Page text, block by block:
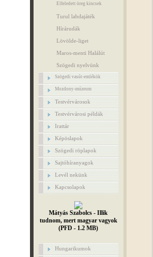
Elfeledett öreg kincsek
Turul labdajáték
Hírárudák
Lövölde-liget
Maros-menti Halálút
Szögedi nyelvünk
Szögedi vasút-emlékök
Mozdony-múzeum
Testvérvárosok
Testvérvárosi példák
Irattár
Képöslapok
Szögedi röplapok
Sajtóhíranyagok
Levél nekünk
Kapcsolapok
Mátyás Szabolcs - Illik
tudnom, mert magyar vagyok
(PFD - 1.2 MB)
Hungarikumok